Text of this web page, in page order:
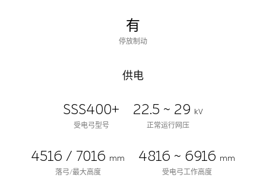
有
停放制动
供电
SSS400+
受电弓型号
22.5 ~ 29
kV
正常运行网压
4516 / 7016 mm
落弓/最大高度
4816 ~ 6916 mm
受电弓工作高度